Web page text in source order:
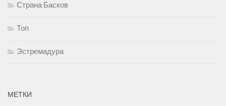
Страна Басков
Топ
Эстремадура
МЕТКИ